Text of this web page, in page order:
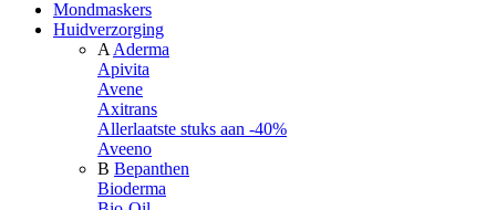
Mondmaskers
Huidverzorging
A Aderma
Apivita
Avene
Axitrans
Allerlaatste stuks aan -40%
Aveeno
B Bepanthen
Bioderma